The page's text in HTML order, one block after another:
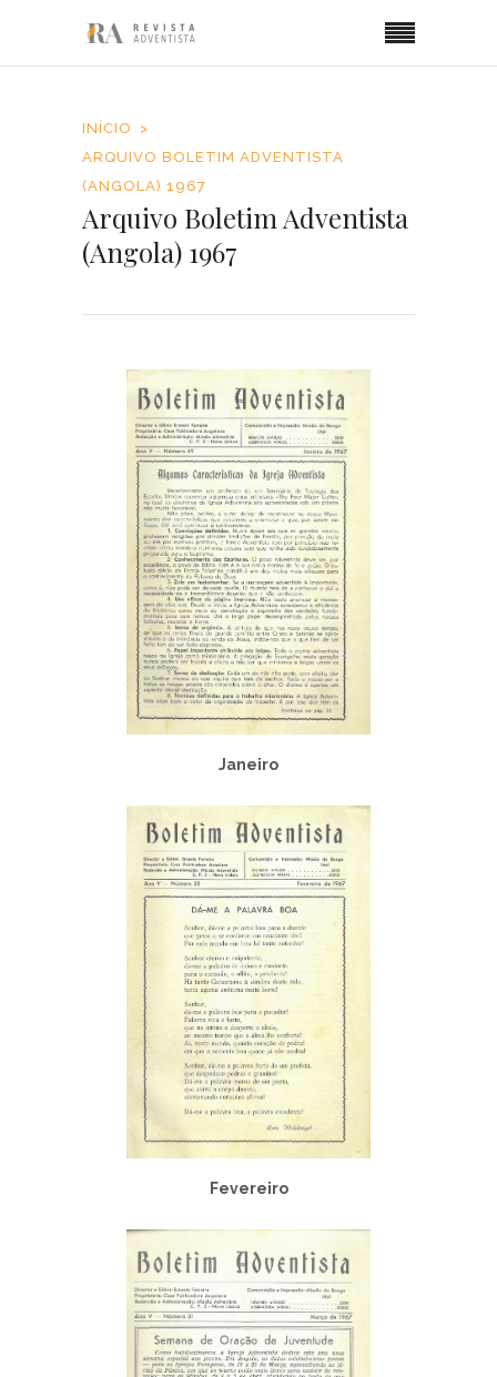
INÍCIO
ARQUIVO BOLETIM ADVENTISTA
(ANGOLA) 1967
Arquivo Boletim Adventista
(Angola) 1967
Janeiro
Fevereiro